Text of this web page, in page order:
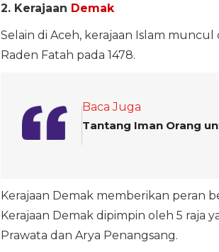
2. Kerajaan Demak
Selain di Aceh, kerajaan Islam
Raden Fatah pada 1478.
Baca Juga
Tantang Iman Orang
Kerajaan Demak memberikan peran
Kerajaan Demak dipimpin oleh 5 raja
Prawata dan Arya Penangsang.